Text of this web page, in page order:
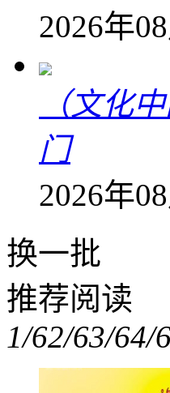
2026年
（文化
门
2026年
换一批
推荐阅读
1/62/63/64/